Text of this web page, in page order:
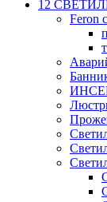
12
Feron